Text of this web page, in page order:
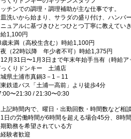
チンでの調理・調理補助が主な仕事です。
洗いから始まり、サラダの盛り付け、ハンバ
ュアルに基づきひとつひとつ丁寧に教えてい
1,100円
歳未満（高校生含む）時給1,100円
（22時以降 年少者不可）時給1,375円
月31日〜1月3日まで年末年始手当有（時給ア
くりドンキー 土浦店
県土浦市真鍋3－1－11
鉄道バス「土浦一高前」より徒歩4分
〜21:30 / 21:30〜0:30
記時間内で、曜日・出勤回数・時間数など相
日の労働時間が6時間を超える場合45分、8時
勤務を希望されている方
験者歓迎